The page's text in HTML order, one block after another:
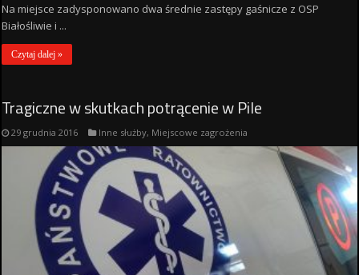
Na miejsce zadysponowano dwa średnie zastępy gaśnicze z OSP
Białośliwie i ...
Czytaj dalej »
Tragiczne w skutkach potrącenie w Pile
29 grudnia 2016 Inne służby, Miejscowe zagrożenia